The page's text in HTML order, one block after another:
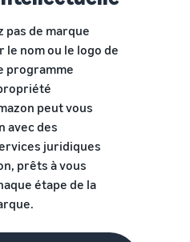
pas de marque
nom ou le logo de
programme
peut vous
avec des
juridiques
prêts à vous
étape de la